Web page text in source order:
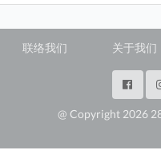
联络我们 关于我们
@ Copyright 2026